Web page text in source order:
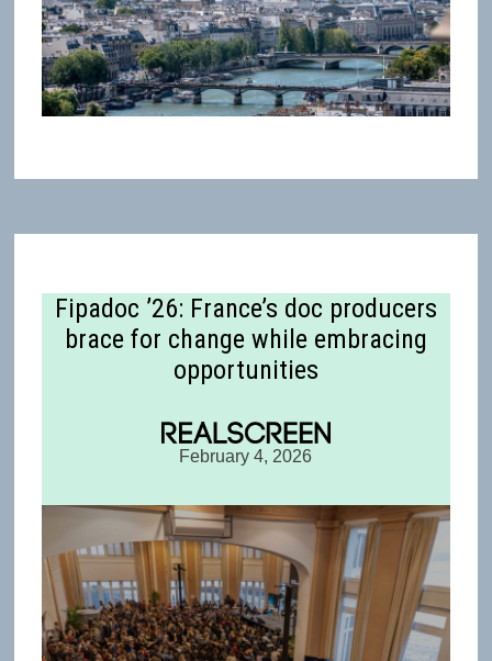
Fipadoc ’26: France’s doc producers
brace for change while embracing
opportunities
February 4, 2026